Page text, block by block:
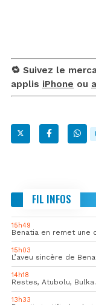
🔁 Suivez le
applis iPhone ou
FIL INFOS
15h49
Benatia en remet une
15h03
L’aveu sincère de
14h18
13h33